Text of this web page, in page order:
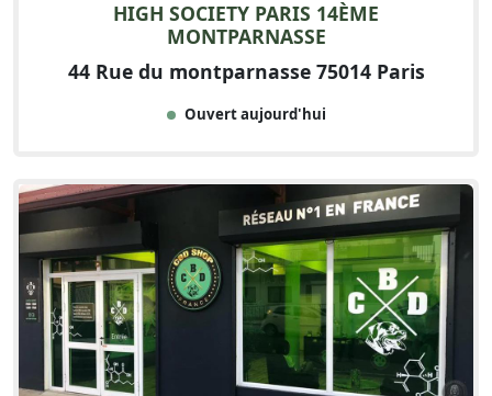
HIGH SOCIETY PARIS 14ÈME
MONTPARNASSE
44 Rue du montparnasse 75014 Paris
Ouvert aujourd'hui